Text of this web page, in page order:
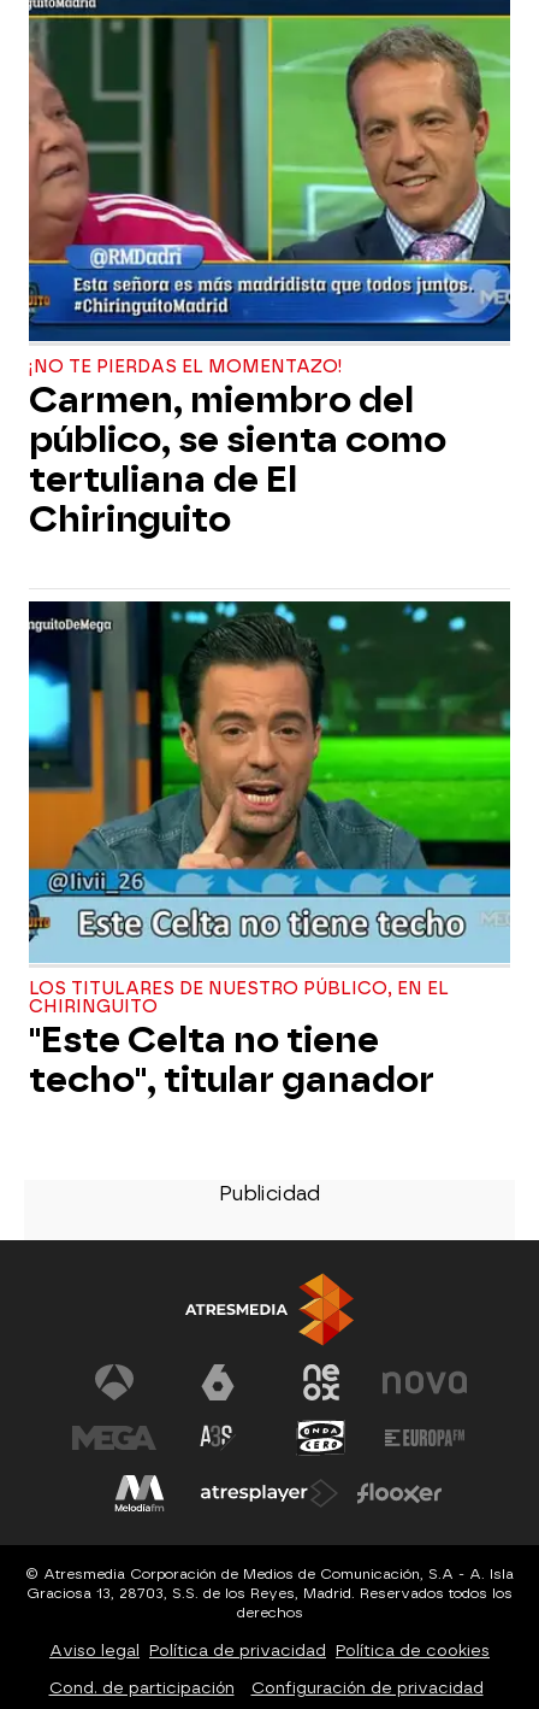
¡NO TE PIERDAS EL MOMENTAZO!
Carmen, miembro del
público, se sienta como
tertuliana de El
Chiringuito
LOS TITULARES DE NUESTRO PÚBLICO, EN EL
CHIRINGUITO
"Este Celta no tiene
techo", titular ganador
© Atresmedia Corporación de Medios de Comunicación, S.A - A. Isla
Graciosa 13, 28703, S.S. de los Reyes, Madrid. Reservados todos los
derechos
Aviso legal Política de privacidad Política de cookies
Cond. de participación Configuración de privacidad